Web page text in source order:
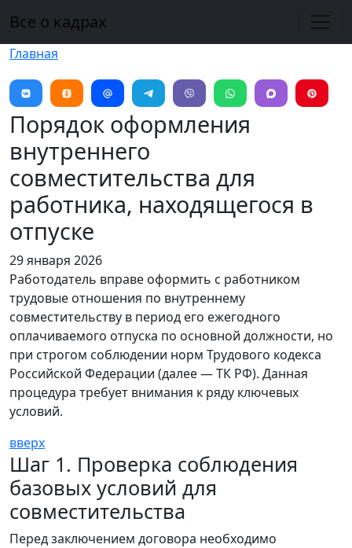
Все о кадрах
Главная
Порядок оформления
внутреннего
совместительства для
работника, находящегося в
отпуске
29 января 2026
Работодатель вправе оформить с работником
трудовые отношения по внутреннему
совместительству в период его ежегодного
оплачиваемого отпуска по основной должности, но
при строгом соблюдении норм Трудового кодекса
Российской Федерации (далее — ТК РФ). Данная
процедура требует внимания к ряду ключевых
условий.
вверх
Шаг 1. Проверка соблюдения
базовых условий для
совместительства
Перед заключением договора необходимо